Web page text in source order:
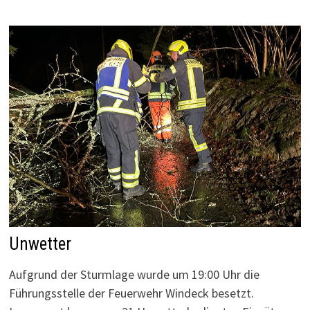
Unwetter
Aufgrund der Sturmlage wurde um 19:00 Uhr die
Führungsstelle der Feuerwehr Windeck besetzt.